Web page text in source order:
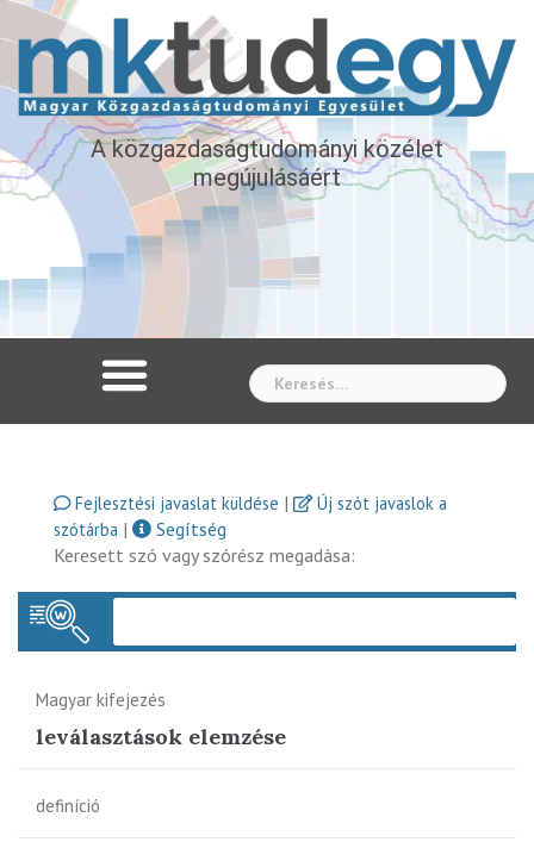
A közgazdaságtudományi közélet
megújulásáért
Fejlesztési javaslat küldése |
Új szót javaslok a
szótárba |
Segítség
Keresett szó vagy szórész megadása:
Magyar kifejezés
leválasztások elemzése
definíció